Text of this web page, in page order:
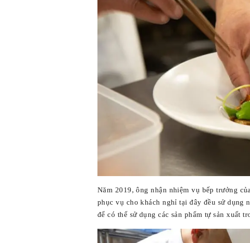
Năm 2019, ông nhận nhiệm vụ bếp trưởng
phục vụ cho khách nghỉ tại đây đều sử dụng
để có thể sử dụng các sản phẩm tự sản xuất